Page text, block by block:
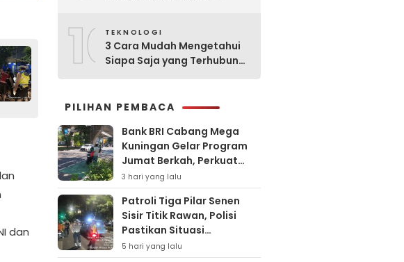
dan
10TEKNOLOGI
3 Cara Mudah Mengetahui
Siapa Saja yang Terhubung
PILIHAN PEMBACA
Bank BRI Cabang Mega
Kuningan Gelar Program
Jumat Berkah, Perkuat
Komitmen untuk Saling
Berbagai
3 hari yang lalu
Patroli Tiga Pilar Senen
Sisir Titik Rawan, Polisi
Pastikan Situasi
Kamtibmas Kondusif
5 hari yang lalu